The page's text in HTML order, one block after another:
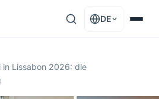
DE
in Lissabon 2026: die